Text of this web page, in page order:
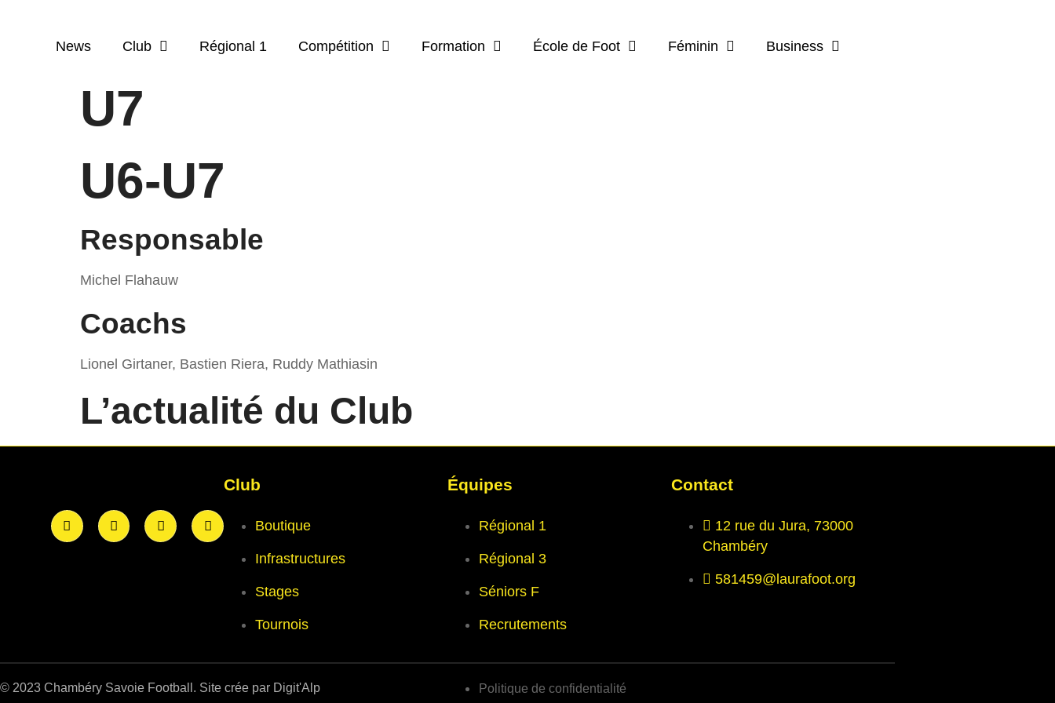
News Club Régional 1 Compétition Formation École de Foot Féminin Business
U7
U6-U7
Responsable
Michel Flahauw
Coachs
Lionel Girtaner, Bastien Riera, Ruddy Mathiasin
L’actualité du Club
Club
Boutique
Infrastructures
Stages
Tournois
Équipes
Régional 1
Régional 3
Séniors F
Recrutements
Contact
12 rue du Jura, 73000
Chambéry
581459@laurafoot.org
© 2023 Chambéry Savoie Football. Site crée par Digit'Alp Politique de confidentialité